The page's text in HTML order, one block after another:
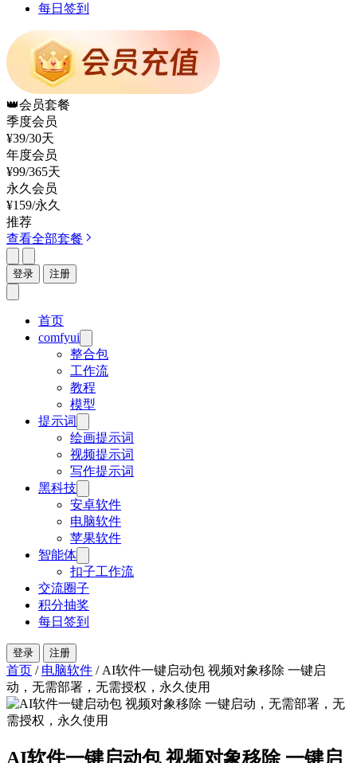
每日签到
👑会员套餐
季度会员
¥39/30天
年度会员
¥99/365天
永久会员
¥159/永久
推荐
查看全部套餐
登录 注册
首页
comfyui
整合包
工作流
教程
模型
提示词
绘画提示词
视频提示词
写作提示词
黑科技
安卓软件
电脑软件
苹果软件
智能体
扣子工作流
交流圈子
积分抽奖
每日签到
登录 注册
首页 / 电脑软件 / AI软件一键启动包 视频对象移除 一键启
动，无需部署，无需授权，永久使用
AI软件一键启动包 视频对象移除 一键启